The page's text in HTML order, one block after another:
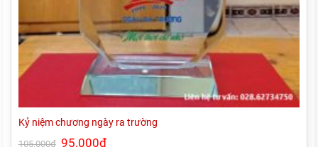
Kỷ niệm chương ngày ra trường
105.000₫ Giá
95.000₫Giá